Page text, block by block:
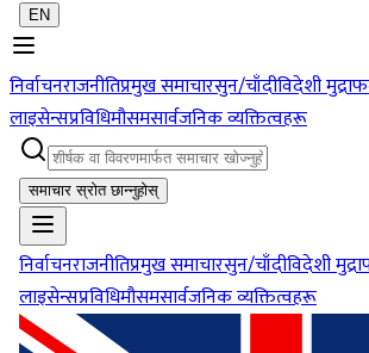
EN
निर्वाचनराजनीतिप्रमुख समाचारसुन/चाँदीविदेशी मुद्रा
लाइसेन्सप्रविधिमौसमसार्वजनिक व्यक्तित्वहरू
समाचार स्रोत छान्नुहोस्
निर्वाचनराजनीतिप्रमुख समाचारसुन/चाँदीविदेशी मुद्रा
लाइसेन्सप्रविधिमौसमसार्वजनिक व्यक्तित्वहरू